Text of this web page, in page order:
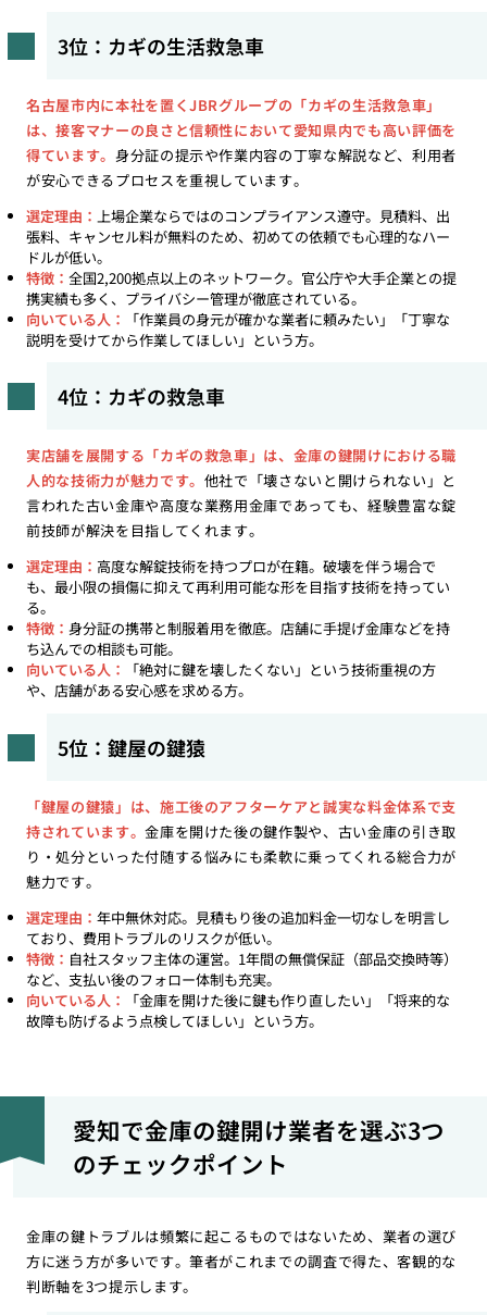
3位：カギの生活救急車
名古屋市内に本社を置くJBRグループの「カギの生活救急車」
は、接客マナーの良さと信頼性において愛知県内でも高い評価を
得ています。 身分証の提示や作業内容の丁寧な解説など、利用者
が安心できるプロセスを重視しています。
選定理由： 上場企業ならではのコンプライアンス遵守。見積料、出
張料、キャンセル料が無料のため、初めての依頼でも心理的なハー
ドルが低い。
特徴： 全国2,200拠点以上のネットワーク。官公庁や大手企業との提
携実績も多く、プライバシー管理が徹底されている。
向いている人：
「作業員の身元が確かな業者に頼みたい」「丁寧な
説明を受けてから作業してほしい」という方。
4位：カギの救急車
実店舗を展開する「カギの救急車」は、金庫の鍵開けにおける職
人的な技術力が魅力です。 他社で「壊さないと開けられない」と
言われた古い金庫や高度な業務用金庫であっても、経験豊富な錠
前技師が解決を目指してくれます。
選定理由： 高度な解錠技術を持つプロが在籍。破壊を伴う場合で
も、最小限の損傷に抑えて再利用可能な形を目指す技術を持ってい
る。
特徴： 身分証の携帯と制服着用を徹底。店舗に手提げ金庫などを持
ち込んでの相談も可能。
向いている人：
「絶対に鍵を壊したくない」という技術重視の方
や、店舗がある安心感を求める方。
5位：鍵屋の鍵猿
「鍵屋の鍵猿」は、施工後のアフターケアと誠実な料金体系で支
持されています。金庫を開けた後の鍵作製や、古い金庫の引き取
り・処分といった付随する悩みにも柔軟に乗ってくれる総合力が
魅力です。
選定理由： 年中無休対応。見積もり後の追加料金一切なしを明言し
ており、費用トラブルのリスクが低い。
特徴： 自社スタッフ主体の運営。1年間の無償保証（部品交換時等）
など、支払い後のフォロー体制も充実。
向いている人：
「金庫を開けた後に鍵も作り直したい」「将来的な
故障も防げるよう点検してほしい」という方。
愛知で金庫の鍵開け業者を選ぶ3つ
のチェックポイント
金庫の鍵トラブルは頻繁に起こるものではないため、業者の選び
方に迷う方が多いです。筆者がこれまでの調査で得た、客観的な
判断軸を3つ提示します。